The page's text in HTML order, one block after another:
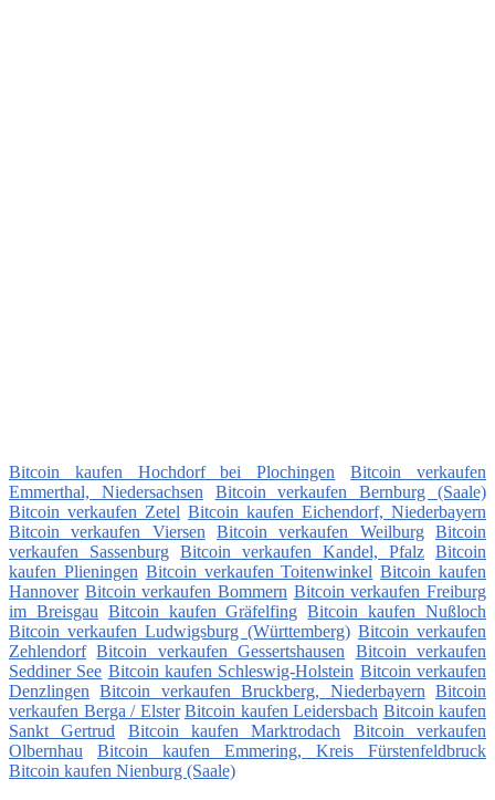
Bitcoin kaufen Hochdorf bei Plochingen
Bitcoin verkaufen
Emmerthal, Niedersachsen
Bitcoin verkaufen Bernburg (Saale)
Bitcoin verkaufen Zetel Bitcoin kaufen Eichendorf, Niederbayern
Bitcoin verkaufen Viersen
Bitcoin verkaufen Weilburg
Bitcoin
verkaufen Sassenburg Bitcoin verkaufen Kandel, Pfalz Bitcoin
kaufen Plieningen Bitcoin verkaufen Toitenwinkel Bitcoin kaufen
Hannover Bitcoin verkaufen Bommern Bitcoin verkaufen Freiburg
im Breisgau Bitcoin kaufen Gräfelfing Bitcoin kaufen Nußloch
Bitcoin verkaufen Ludwigsburg (Württemberg) Bitcoin verkaufen
Zehlendorf Bitcoin verkaufen Gessertshausen
Bitcoin verkaufen
Seddiner See Bitcoin kaufen Schleswig-Holstein Bitcoin verkaufen
Denzlingen
Bitcoin verkaufen Bruckberg, Niederbayern Bitcoin
verkaufen Berga / Elster Bitcoin kaufen Leidersbach Bitcoin kaufen
Sankt Gertrud
Bitcoin kaufen Marktrodach
Bitcoin verkaufen
Olbernhau
Bitcoin kaufen Emmering, Kreis Fürstenfeldbruck
Bitcoin kaufen Nienburg (Saale)